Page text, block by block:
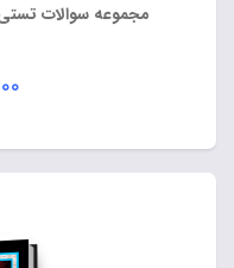
مجموعه سوالات